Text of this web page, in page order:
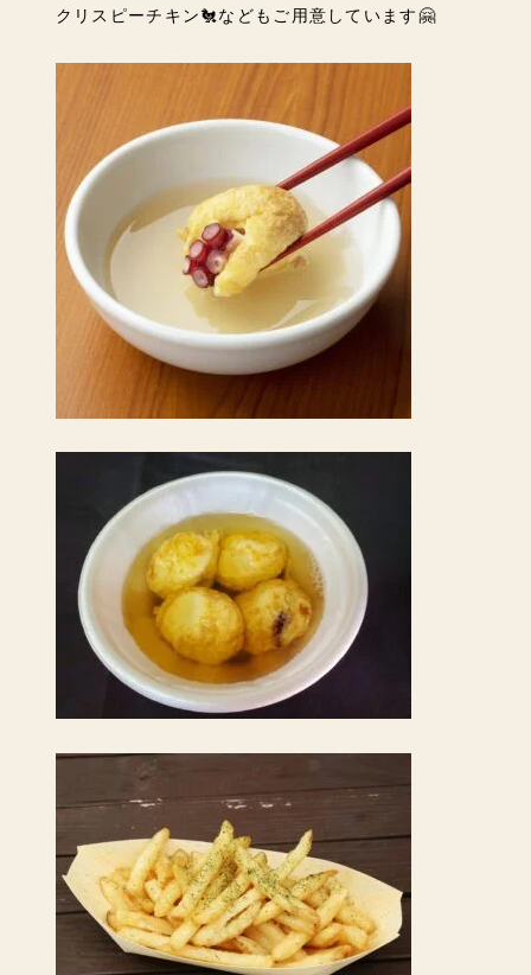
クリスピーチキン🐔などもご用意しています🤗